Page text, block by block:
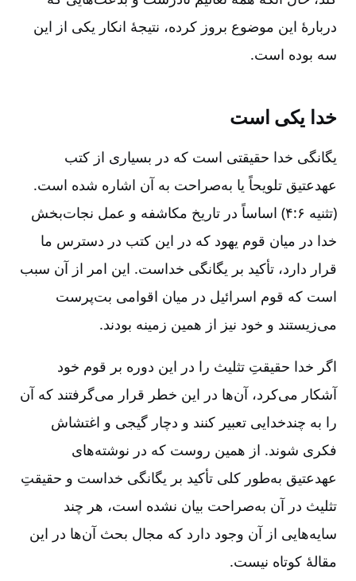
دربارۀ این موضوع بروز کرده، نتیجۀ انکار یکی از این
سه بوده است.
خدا یکی است
یگانگی خدا حقیقتی است که در بسیاری از کتب
عهدعتیق تلویحاً یا به‌صراحت به آن اشاره شده است.
(تثنیه ۶‌‏:۴) اساساً در تاریخ مکاشفه و عمل نجات‌بخش
خدا در میان قوم یهود که در این کتب در دسترس ما
قرار دارد، تأکید بر یگانگی خداست. این امر از آن سبب
است که قوم اسرائیل در میان اقوامی بت‌پرست
می‌زیستند و خود نیز از همین زمینه بودند.
اگر خدا حقیقتِ تثلیث را در این دوره بر قوم خود
آشکار می‌کرد، آن‌ها در این خطر قرار می‌گرفتند که آن
را به چند‌خدایی تعبیر کنند و دچار گیجی و اغتشاش
فکری شوند. از همین روست که در نوشته‌های
عهدعتیق به‌طور کلی تأکید بر یگانگی خداست و حقیقتِ
تثلیث در آن به‌‌صراحت بیان نشده است، هر چند
سایه‌هایی از آن وجود دارد که مجال بحث آن‌ها در این
مقالۀ کوتاه نیست.